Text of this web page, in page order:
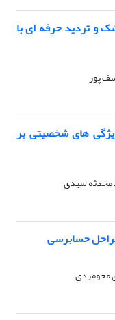
و تردید حرفه ای با
پور
های شخصیتی بر
محدثه سیدی
حسابرسی
مجومردی